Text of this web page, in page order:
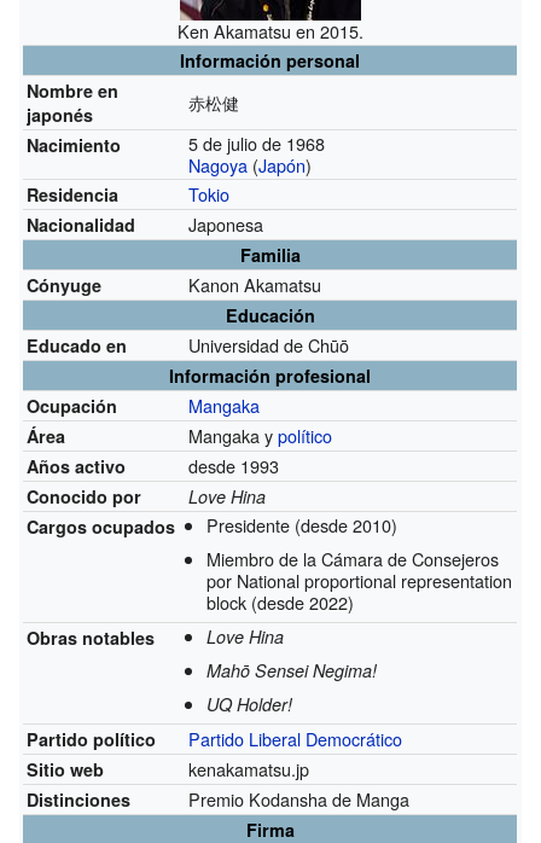
Ken Akamatsu en 2015.
Información personal
Nombre en
japonés
赤松健
Nacimiento
5 de julio de 1968
Nagoya (Japón)
Residencia Tokio
Nacionalidad Japonesa
Familia
Cónyuge
Kanon Akamatsu
Educación
Educado en
Universidad de Chūō
Información profesional
Ocupación
Mangaka
Área Mangaka ypolítico
Años activo desde 1993
Conocido por
Love Hina
Cargos ocupados
Presidente (desde 2010)
Miembro de la Cámara de Consejeros
por National proportional representation
block (desde 2022)
Obras notables
Love Hina
Mahō Sensei Negima!
UQ Holder!
Partido político
Partido Liberal Democrático
Sitio web kenakamatsu.jp
Distinciones Premio Kodansha de Manga
Firma